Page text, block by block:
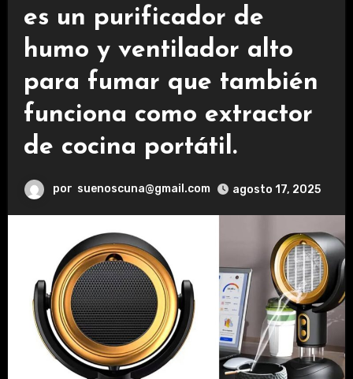
es un purificador de
humo y ventilador alto
para fumar que también
funciona como extractor
de cocina portátil.
por suenoscuna@gmail.com agosto 17, 2025